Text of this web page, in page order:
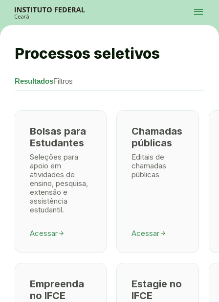
Ir para a busca
Ir para o menu principal
Ir para o conteúdo
Alto Contraste
Login da Área Administrativa
menu
Processos seletivos
ResultadosFiltros
Bolsas para
Estudantes
Seleções para
apoio em
atividades de
ensino, pesquisa,
extensão e
assistência
estudantil.
Acessararrow_forward
Chamadas
públicas
Editais de
chamadas
públicas
Acessararrow_forward
Empreenda
no IFCE
Estagie no
IFCE